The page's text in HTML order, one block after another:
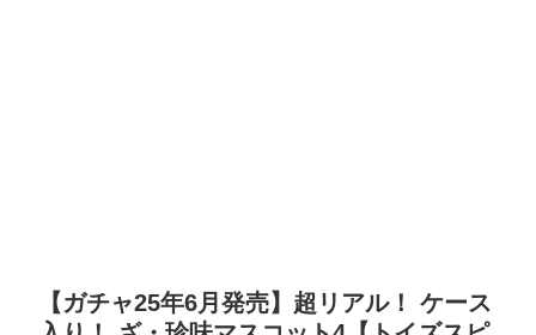
【ガチャ25年6月発売】超リアル！ ケース